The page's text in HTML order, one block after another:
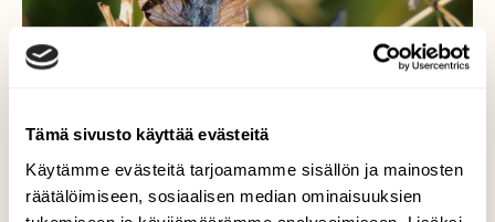
Tämä sivusto käyttää evästeitä
Käytämme evästeitä tarjoamamme sisällön ja mainosten
räätälöimiseen, sosiaalisen median ominaisuuksien